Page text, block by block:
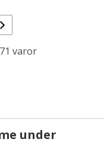
varor
under